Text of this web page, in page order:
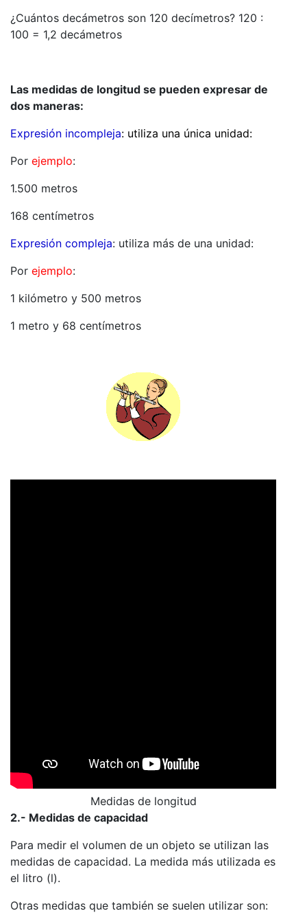
¿Cuántos decámetros son 120 decímetros? 120 :
100 = 1,2 decámetros
Las medidas de longitud se pueden expresar de
dos maneras:
Expresión incompleja: utiliza una única unidad:
Por ejemplo:
1.500 metros
168 centímetros
Expresión compleja: utiliza más de una unidad:
Por ejemplo:
1 kilómetro y 500 metros
1 metro y 68 centímetros
Medidas de longitud
2.- Medidas de capacidad
Para medir el volumen de un objeto se utilizan las
medidas de capacidad. La medida más utilizada es
el litro (l).
Otras medidas que también se suelen utilizar son: